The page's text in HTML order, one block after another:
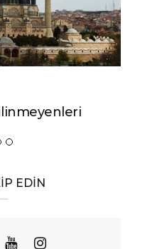
EDİN